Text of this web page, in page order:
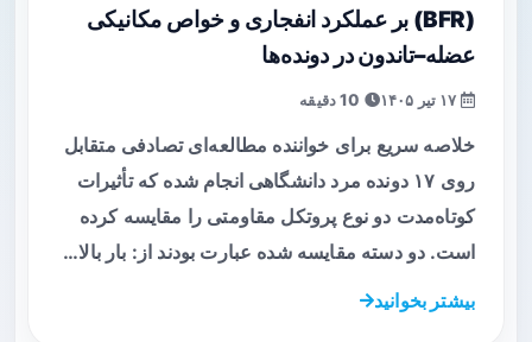
(BFR) بر عملکرد انفجاری و خواص مکانیکی
عضله–تاندون در دونده‌ها
خلاصه سریع برای خواننده مطالعه‌ای تصادفی متقابل
روی ۱۷ دونده مرد دانشگاهی انجام شده که تأثیرات
کوتاه‌مدت دو نوع پروتکل مقاومتی را مقایسه کرده
است. دو دسته مقایسه شده عبارت بودند از: بار بالا…
بیشتر بخوانید